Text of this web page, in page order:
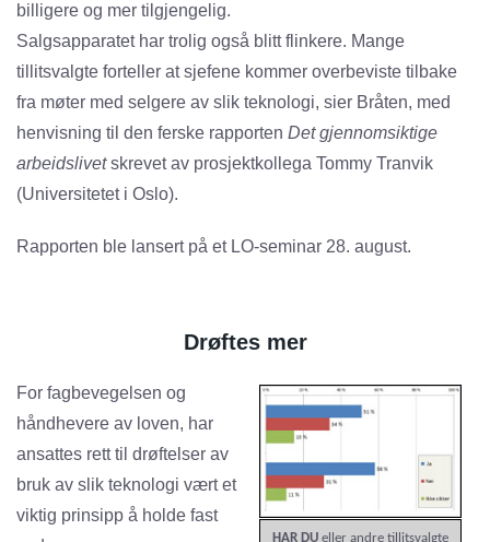
billigere og mer tilgjengelig.
Salgsapparatet har trolig også blitt flinkere. Mange
tillitsvalgte forteller at sjefene kommer overbeviste tilbake
fra møter med selgere av slik teknologi, sier Bråten, med
henvisning til den ferske rapporten Det gjennomsiktige
arbeidslivetskrevet av prosjektkollega Tommy Tranvik
(Universitetet i Oslo).
Rapporten ble lansert på et LO-seminar 28. august.
Drøftes mer
HAR DU eller andre tillitsvalgte
For fagbevegelsen og
håndhevere av loven, har
ansattes rett til drøftelser av
bruk av slik teknologi vært et
viktig prinsipp å holde fast